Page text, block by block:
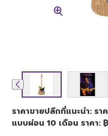
ราคาขายปลีกที่แนะนำ: ร
แบบผ่อน 10 เดือน ราคา: